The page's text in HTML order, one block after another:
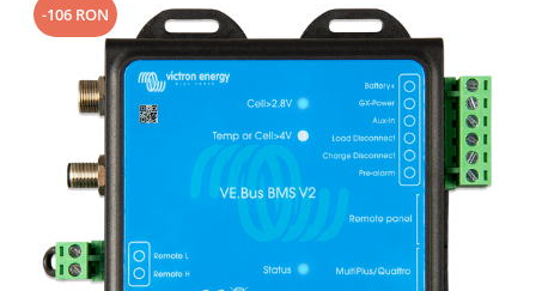
Peste 3000W
Cauta dupa marca
EcoFlow
Jackery
Oscal
Xtorm
-106 RON